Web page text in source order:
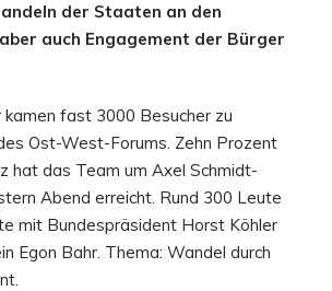
der Staaten an den
auch Engagement der Bürger
kamen fast 3000 Besucher zu
Ost-West-Forums. Zehn Prozent
hat das Team um Axel Schmidt-
Abend erreicht. Rund 300 Leute
mit Bundespräsident Horst Köhler
Egon Bahr. Thema: Wandel durch